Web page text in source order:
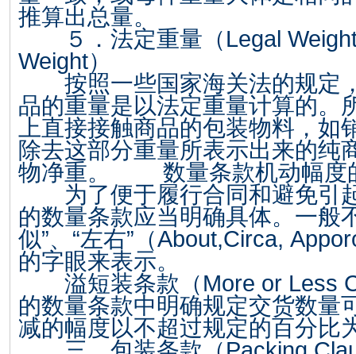
推算出总量。
５．法定重量（Legal
Weight）
按照一些国家海关法的规定
品的重量是以法定重量计算的。
上直接接触商品的包装物料，如
除去这部分重量所表示出来的纯
物净重。 数量条款机动幅度
为了便于履行合同和避免引
的数量条款应当明确具体。一般
似”、“左右”（About,Circa,
的字眼来表示。
溢短装条款（More or Less
的数量条款中明确规定交货数量
减的幅度以不超过规定的百分比